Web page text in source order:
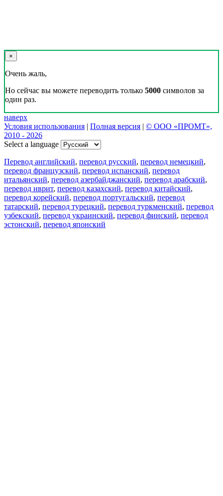
×
Очень жаль,
Но сейчас вы можете переводить только 5000 символов за
один раз.
наверх
Условия использования | Полная версия | © ООО «ПРОМТ»,
2010 - 2026
Select a language
Перевод английский, перевод русский, перевод немецкий,
перевод французский, перевод испанский, перевод
итальянский, перевод азербайджанский, перевод арабский,
перевод иврит, перевод казахский, перевод китайский,
перевод корейский, перевод португальский, перевод
татарский, перевод турецкий, перевод туркменский, перевод
узбекский, перевод украинский, перевод финский, перевод
эстонский, перевод японский